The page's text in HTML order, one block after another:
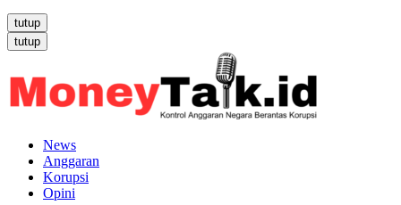
tutup
tutup
News
Anggaran
Korupsi
Opini